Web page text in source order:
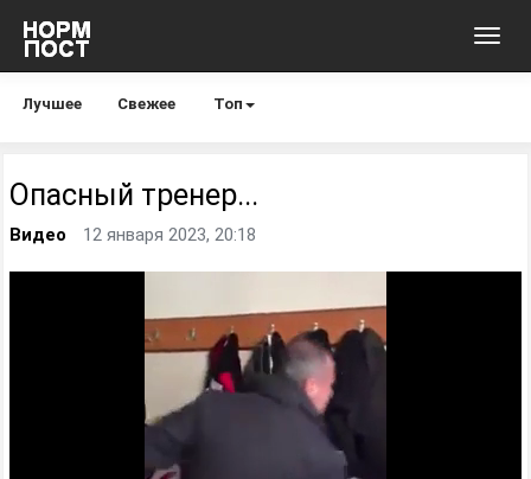
Лучшее Свежее Топ
Опасный тренер...
Видео 12 января 2023, 20:18